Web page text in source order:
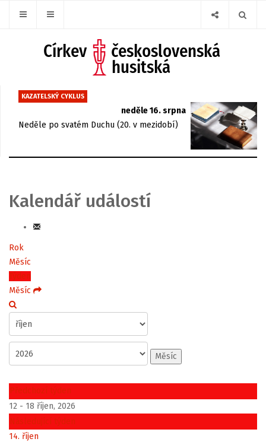
KAZATELSKÝ CYKLUS
neděle 16. srpna
Neděle po svatém Duchu (20. v mezidobí)
Kalendář událostí
Rok
Měsíc
Týden
Měsíc
Měsíc
Předchozí týden
12 - 18 říjen, 2026
Následující týden
14. říjen